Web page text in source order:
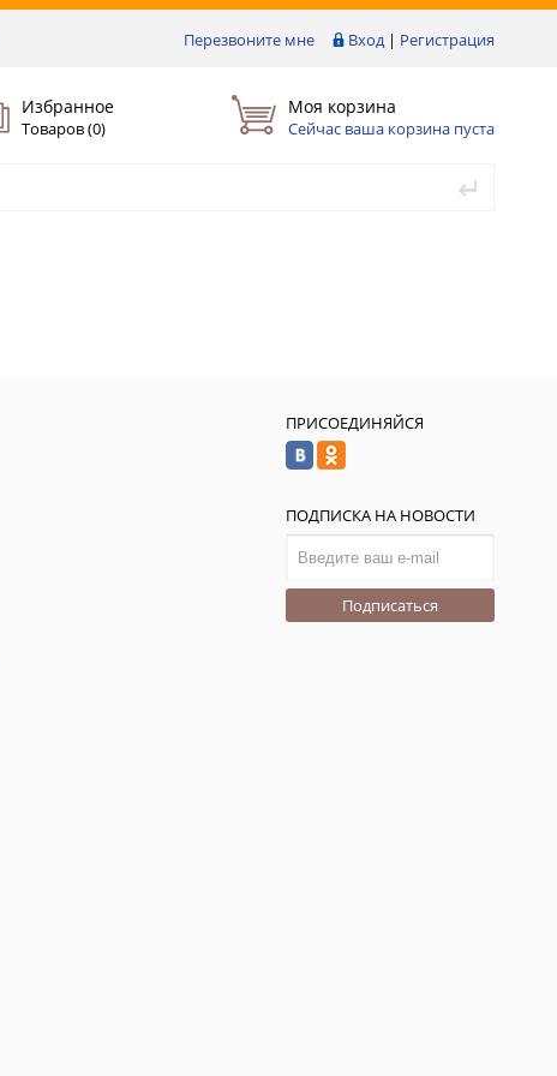
Перезвоните мне Вход | Регистрация
Избранное
Товаров (0)
Моя корзина
Сейчас ваша корзина пуста
ПРИСОЕДИНЯЙСЯ
ПОДПИСКА НА НОВОСТИ
Подписаться